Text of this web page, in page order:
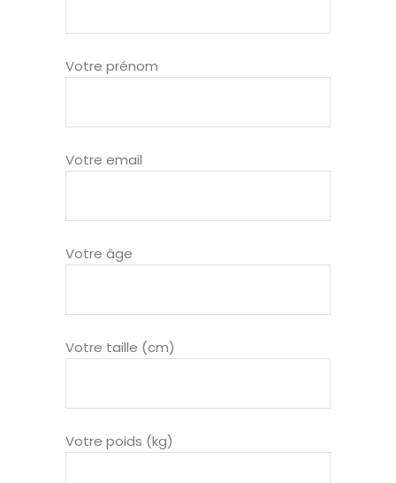
Votre prénom
Votre email
Votre âge
Votre taille (cm)
Votre poids (kg)